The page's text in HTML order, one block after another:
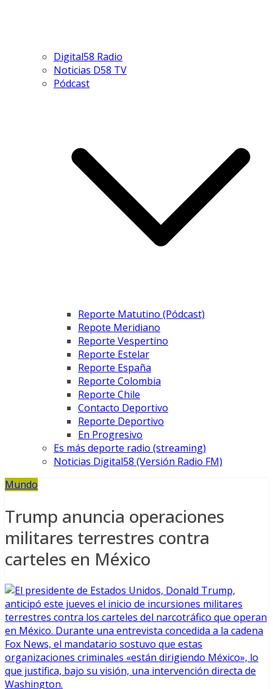
Digital58 Radio
Noticias D58 TV
Pódcast
Reporte Matutino (Pódcast)
Repote Meridiano
Reporte Vespertino
Reporte Estelar
Reporte España
Reporte Colombia
Reporte Chile
Contacto Deportivo
Reporte Deportivo
En Progresivo
Es más deporte radio (streaming)
Noticias Digital58 (Versión Radio FM)
Mundo
Trump anuncia operaciones
militares terrestres contra
carteles en México